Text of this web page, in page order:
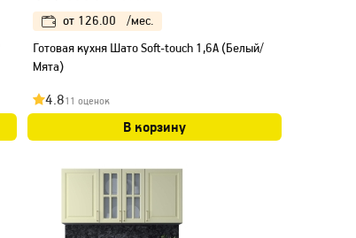
от 126.00
/мес.
Готовая кухня Шато Soft-touch 1,6А (Белый/
Мята)
4.811 оценок
В корзину